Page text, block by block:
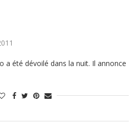
a été dévoilé dans la nuit. Il annonce